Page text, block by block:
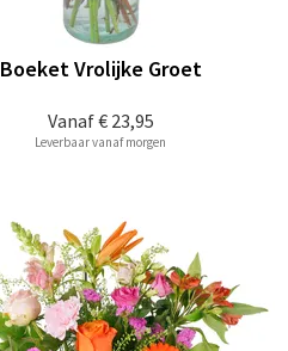
Vanaf€ 23,95
Boeket Vrolijke Groet
Leverbaar vanaf morgen